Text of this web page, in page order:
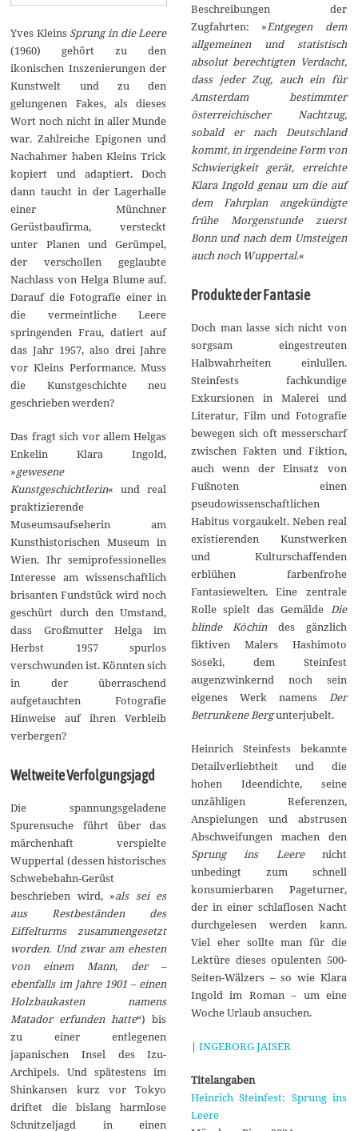
Yves Kleins Sprung in die Leere
(1960) gehört zu den
ikonischen Inszenierungen der
Kunstwelt und zu den
gelungenen Fakes, als dieses
Wort noch nicht in aller Munde
war. Zahlreiche Epigonen und
Nachahmer haben Kleins Trick
kopiert und adaptiert. Doch
dann taucht in der Lagerhalle
einer Münchner
Gerüstbaufirma, versteckt
unter Planen und Gerümpel,
der verschollen geglaubte
Nachlass von Helga Blume auf.
Darauf die Fotografie einer in
die vermeintliche Leere
springenden Frau, datiert auf
das Jahr 1957, also drei Jahre
vor Kleins Performance. Muss
die Kunstgeschichte neu
geschrieben werden?
Das fragt sich vor allem Helgas
Enkelin Klara Ingold,
»gewesene
Kunstgeschichtlerin« und real
praktizierende
Museumsaufseherin am
Kunsthistorischen Museum in
Wien. Ihr semiprofessionelles
Interesse am wissenschaftlich
brisanten Fundstück wird noch
geschürt durch den Umstand,
dass Großmutter Helga im
Herbst 1957 spurlos
verschwunden ist. Könnten sich
in der überraschend
aufgetauchten Fotografie
Hinweise auf ihren Verbleib
verbergen?
Weltweite Verfolgungsjagd
Die spannungsgeladene
Spurensuche führt über das
märchenhaft verspielte
Wuppertal (dessen historisches
Schwebebahn-Gerüst
beschrieben wird, »als sei es
aus Restbeständen des
Eiffelturms zusammengesetzt
worden. Und zwar am ehesten
von einem Mann, der –
ebenfalls im Jahre 1901 – einen
Holzbaukasten namens
Matador erfunden hatte“) bis
zu einer entlegenen
japanischen Insel des Izu-
Archipels. Und spätestens im
Shinkansen kurz vor Tokyo
driftet die bislang harmlose
Schnitzeljagd in einen
Beschreibungen der
Zugfahrten: »Entgegen dem
allgemeinen und statistisch
absolut berechtigten Verdacht,
dass jeder Zug, auch ein für
Amsterdam bestimmter
österreichischer Nachtzug,
sobald er nach Deutschland
kommt, in irgendeine Form von
Schwierigkeit gerät, erreichte
Klara Ingold genau um die auf
dem Fahrplan angekündigte
frühe Morgenstunde zuerst
Bonn und nach dem Umsteigen
auch noch Wuppertal.«
Produkte der Fantasie
Doch man lasse sich nicht von
sorgsam eingestreuten
Halbwahrheiten einlullen.
Steinfests fachkundige
Exkursionen in Malerei und
Literatur, Film und Fotografie
bewegen sich oft messerscharf
zwischen Fakten und Fiktion,
auch wenn der Einsatz von
Fußnoten einen
pseudowissenschaftlichen
Habitus vorgaukelt. Neben real
existierenden Kunstwerken
und Kulturschaffenden
erblühen farbenfrohe
Fantasiewelten. Eine zentrale
Rolle spielt das Gemälde
Die
blinde Köchindes gänzlich
fiktiven Malers Hashimoto
Sōseki, dem Steinfest
augenzwinkernd noch sein
eigenes Werk namens
Der
Betrunkene Bergunterjubelt.
Heinrich Steinfests bekannte
Detailverliebtheit und die
hohen Ideendichte, seine
unzähligen Referenzen,
Anspielungen und abstrusen
Abschweifungen machen den
Sprung ins Leerenicht
unbedingt zum schnell
konsumierbaren Pageturner,
der in einer schlaflosen Nacht
durchgelesen werden kann.
Viel eher sollte man für die
Lektüre dieses opulenten 500-
Seiten-Wälzers – so wie Klara
Ingold im Roman – um eine
Woche Urlaub ansuchen.
| INGEBORG JAISER
Titelangaben
Heinrich Steinfest: Sprung ins
Leere